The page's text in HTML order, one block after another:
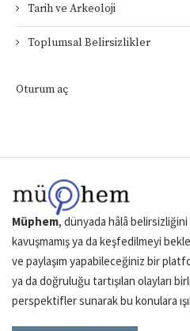
Tarih ve Arkeoloji
Toplumsal Belirsizlikler
Oturum aç
Müphem, dünyada hâlâ belirsizliğini
kavuşmamış ya da keşfedilmeyi
ve paylaşım yapabileceğiniz bir
ya da doğruluğu tartışılan olayları
perspektifler sunarak bu konulara